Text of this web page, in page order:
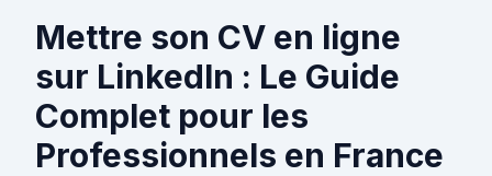
Mettre son CV en ligne
sur LinkedIn : Le Guide
Complet pour les
Professionnels en France